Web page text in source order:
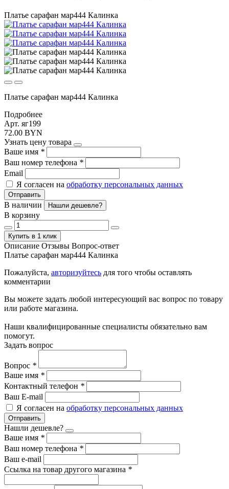
Платье сарафан мар444 Калинка
Платье сарафан мар444 Калинка
Подробнее
Арт. яг199
72.00 BYN
Узнать цену товара
Ваше имя *
Ваш номер телефона *
Email
Я согласен на обработку персональных данных
Отправить
В наличии Нашли дешевле?
В корзину
Купить в 1 клик
Описание Отзывы Вопрос-ответ
Платье сарафан мар444 Калинка
Пожалуйста, авторизуйтесь для того чтобы оставлять
комментарии
Вы можете задать любой интересующий вас вопрос по товару
или работе магазина.
Наши квалифицированные специалисты обязательно вам
помогут.
Задать вопрос
Вопрос *
Ваше имя *
Контактный телефон *
Ваш E-mail
Я согласен на обработку персональных данных
Отправить
Нашли дешевле?
Ваше имя *
Ваш номер телефона *
Ваш e-mail
Ссылка на товар другого магазина *